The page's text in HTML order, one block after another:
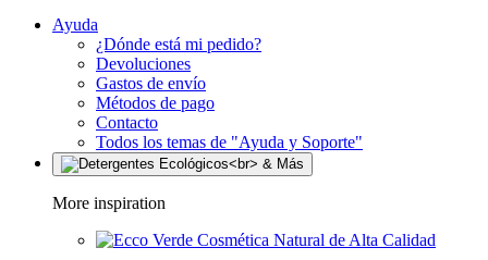
Ayuda
¿Dónde está mi pedido?
Devoluciones
Gastos de envío
Métodos de pago
Contacto
Todos los temas de "Ayuda y Soporte"
More inspiration
Cosmética Natural de Alta Calidad